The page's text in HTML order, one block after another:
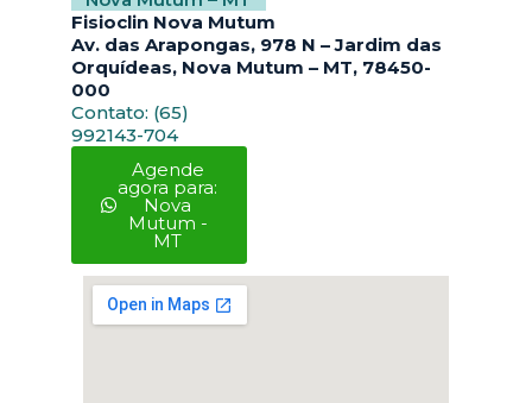
Fisioclin Nova Mutum
Av. das Arapongas, 978 N – Jardim das
Orquídeas, Nova Mutum – MT, 78450-
000
Contato: (65)
992143-704
Agende
agora para:
Nova
Mutum -
MT